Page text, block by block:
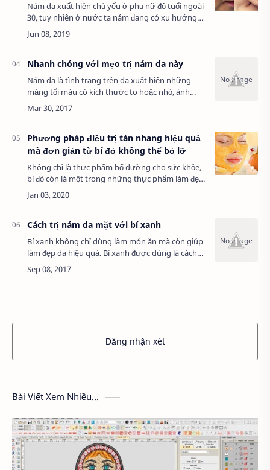
Nám da xuất hiện chủ yếu ở phụ nữ độ tuổi ngoài
30, tuy nhiên ở nước ta nám đang có xu hướng
trẻ hóa, phụ nữ đôi mươi cũng dễ gặp tình trạng
này.Nám da sinh ra từ đâu?Melanin là mộ…
Nhanh chóng với mẹo trị nám da này
Nám da là tình trạng trên da xuất hiện những
mảng tối màu có kích thước to hoặc nhỏ, ảnh
hưởng trực tiếp đến tính thẩm mỹ trên cơ thể
con người. (Xem thêm:giá gỗ sồi trắng nhập
Phương pháp điều trị tàn nhang hiệu quả
mà đơn giản từ bí đỏ không thể bỏ lỡ
Không chỉ là thực phẩm bổ dưỡng cho sức khỏe,
bí đỏ còn là một trong những thực phẩm làm đẹp
hoàn hảo dành cho phụ nữ chúng mình. Các
vitamin và dưỡng chất dồi dào có trong bí đỏ g…
Cách trị nám da mặt với bí xanh
Bí xanh không chỉ dùng làm món ăn mà còn giúp
làm đẹp da hiệu quả. Bí xanh được dùng là cách
trị nám da mặt tại nhà hiệu quảXem
thêm: http://inhiflex.vn/Xem thêm: In hifl…
Đăng nhận xét
Bài Viết Xem Nhiều...